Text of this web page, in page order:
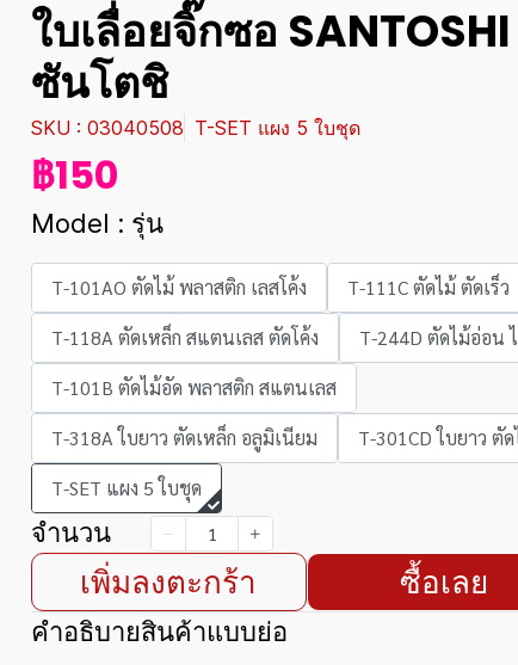
ใบเลื่อยจิ๊กซอ
ซันโตชิ
SKU : 03040508 T-SET แผง 5 ใบชุด
฿150
Model : รุ่น
T-101AO ตัดไม้ พลาสติก เลสโค้ง
T-111C ตัดไม้ ตัดเร็ว
T-118A ตัดเหล็ก สแตนเลส ตัดโค้ง
T-244D ตัดไม้อ่อน
T-101B ตัดไม้อัด พลาสติก สแตนเลส
T-318A ใบยาว ตัดเหล็ก อลูมิเนียม
T-301CD ใบยาว ตั
T-SET แผง 5 ใบชุด
จำนวน
เพิ่มลงตะกร้า ซื้อเลย
คำอธิบายสินค้าแบบย่อ